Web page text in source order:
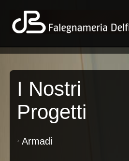
I Nostri
Progetti
Armadi